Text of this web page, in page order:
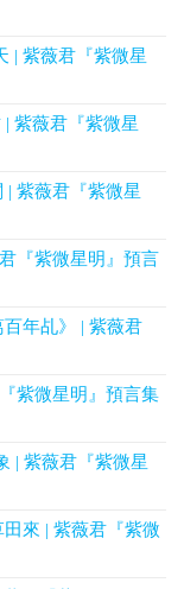
| 紫薇君『紫微星
紫薇君『紫微星
| 紫薇君『紫微星
『紫微星明』預言
年乩》 | 紫薇君
紫微星明』預言集
| 紫薇君『紫微星
來 | 紫薇君『紫微